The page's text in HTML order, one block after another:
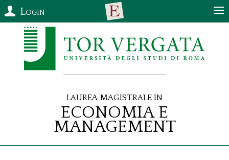
Login
Laurea Magistrale in
Economia e
Management